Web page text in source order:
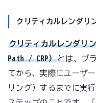
クリティカルレンダリ
クリティカルレンダリ
Path / CRP） とは、ブ
てから、実際にユーザ
リング）するまでに実